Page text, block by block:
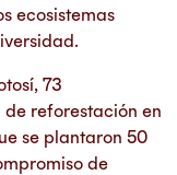
ecosistemas
73
reforestación en
se plantaron 50
de